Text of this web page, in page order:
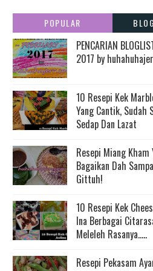
POPULAR
PENCARIAN
2017 by
10 Resepi Kek
Yang Cantik, Sudah
Sedap Dan Lazat
Resepi Miang Kham
Bagaikan Dah
Gittuh!
10 Resepi Kek
Ina Berbagai
Meleleh Rasanya.....
Resepi Pekasam